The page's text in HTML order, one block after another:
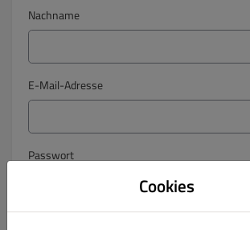
Nachname
E-Mail-Adresse
Passwort
Cookies